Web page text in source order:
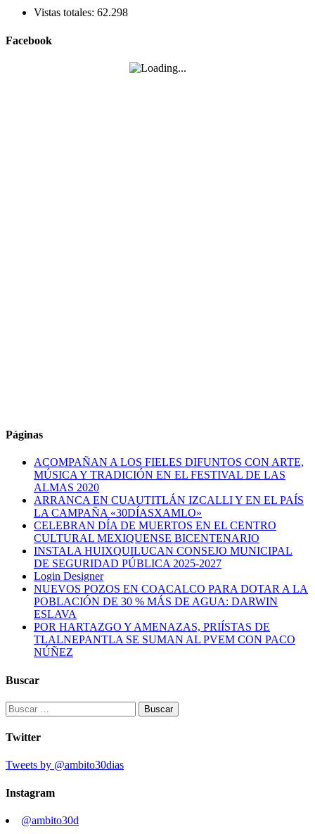
Vistas totales: 62.298
Facebook
Páginas
ACOMPAÑAN A LOS FIELES DIFUNTOS CON ARTE,
MÚSICA Y TRADICIÓN EN EL FESTIVAL DE LAS
ALMAS 2020
ARRANCA EN CUAUTITLÁN IZCALLI Y EN EL PAÍS
LA CAMPAÑA «30DÍASXAMLO»
CELEBRAN DÍA DE MUERTOS EN EL CENTRO
CULTURAL MEXIQUENSE BICENTENARIO
INSTALA HUIXQUILUCAN CONSEJO MUNICIPAL
DE SEGURIDAD PÚBLICA 2025-2027
Login Designer
NUEVOS POZOS EN COACALCO PARA DOTAR A LA
POBLACIÓN DE 30 % MÁS DE AGUA: DARWIN
ESLAVA
POR HARTAZGO Y AMENAZAS, PRIÍSTAS DE
TLALNEPANTLA SE SUMAN AL PVEM CON PACO
NÚÑEZ
Buscar
Buscar:
Twitter
Tweets by @ambito30dias
Instagram
@ambito30d